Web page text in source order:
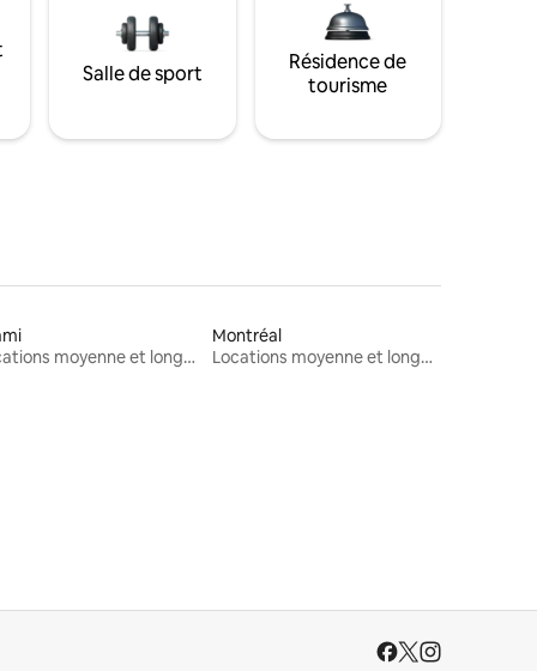
Salle de sport
Résidence de
tourisme
Locations moyenne et longue durée
Montréal
Locations moyenne et longue durée